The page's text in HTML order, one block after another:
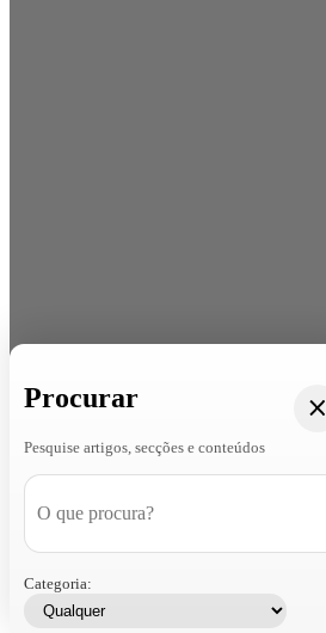
Procurar
Pesquise artigos, secções e conteúdos
Categoria: